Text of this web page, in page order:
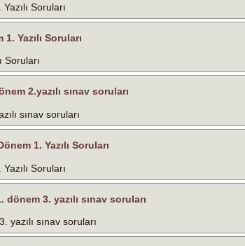
Soruları
Yazılı Soruları
Soruları
2.yazılı sınav soruları
sınav soruları
1. Yazılı Soruları
Soruları
3. yazılı sınav soruları
yazılı sınav soruları